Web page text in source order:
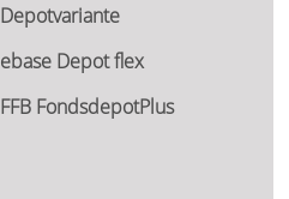
Depotvariante
ebase Depot flex
FFB FondsdepotPlus